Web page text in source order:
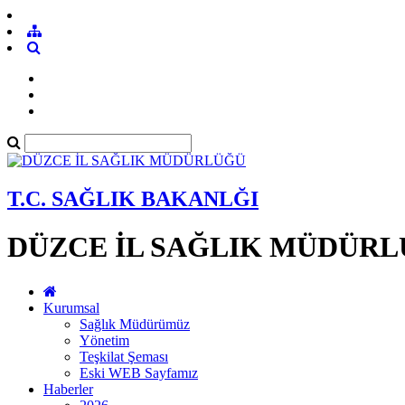
T.C. SAĞLIK BAKANLĞI
DÜZCE İL SAĞLIK
Kurumsal
Sağlık Müdürümüz
Yönetim
Teşkilat Şeması
Eski WEB Sayfamız
Haberler